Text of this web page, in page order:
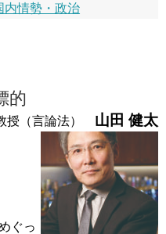
内情勢・政治
的
授（言論法） 山田 健太
ぐっ